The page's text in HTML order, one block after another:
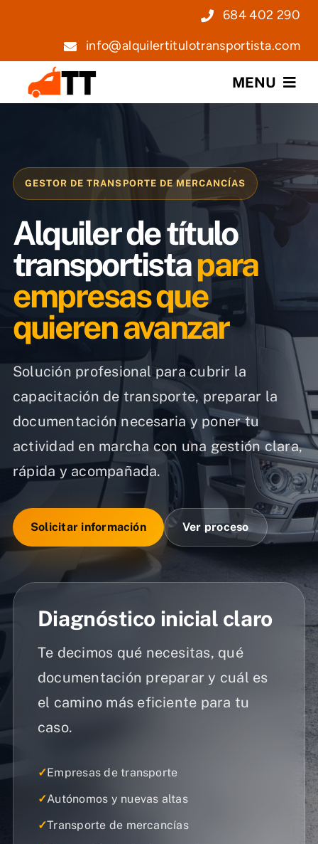
684 402 290
info@alquilertitulotransportista.com
MENU
Servicios
Noticias
Contacto
GESTOR DE TRANSPORTE DE MERCANCÍAS
Alquiler de título
transportistapara
empresas que
quieren avanzar
Solución profesional para cubrir la
capacitación de transporte, preparar la
documentación necesaria y poner tu
actividad en marcha con una gestión clara,
rápida y acompañada.
Solicitar información Ver proceso
Diagnóstico inicial claro
Te decimos qué necesitas, qué
documentación preparar y cuál es
el camino más eficiente para tu
caso.
✓Empresas de transporte
✓Autónomos y nuevas altas
✓Transporte de mercancías